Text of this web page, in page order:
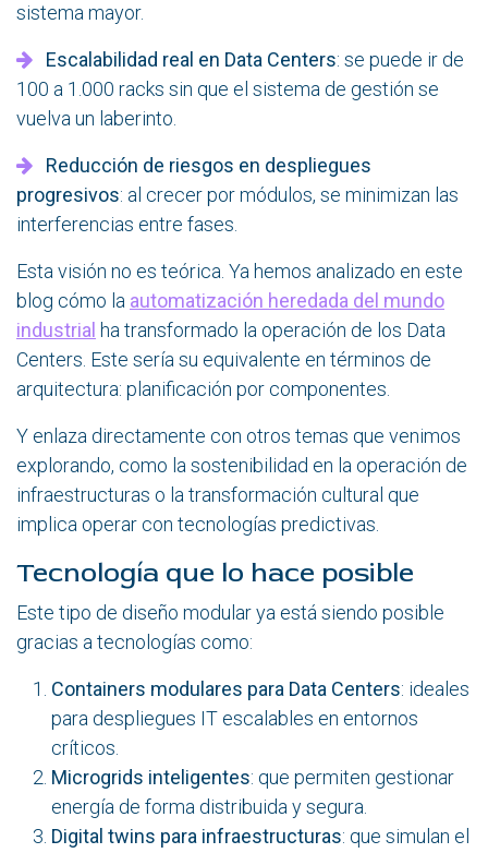
sistema mayor.
Escalabilidad real en Data Centers: se puede ir de
100 a 1.000 racks sin que el sistema de gestión se
vuelva un laberinto.
Reducción de riesgos en despliegues
progresivos: al crecer por módulos, se minimizan las
interferencias entre fases.
Esta visión no es teórica. Ya hemos analizado en este
blog cómo la automatización heredada del mundo
industrial ha transformado la operación de los Data
Centers. Este sería su equivalente en términos de
arquitectura: planificación por componentes.
Y enlaza directamente con otros temas que venimos
explorando, como la sostenibilidad en la operación de
infraestructuras o la transformación cultural que
implica operar con tecnologías predictivas.
Tecnología que lo hace posible
Este tipo de diseño modular ya está siendo posible
gracias a tecnologías como:
Containers modulares para Data Centers: ideales
para despliegues IT escalables en entornos
críticos.
Microgrids inteligentes: que permiten gestionar
energía de forma distribuida y segura.
Digital twins para infraestructuras: que simulan el